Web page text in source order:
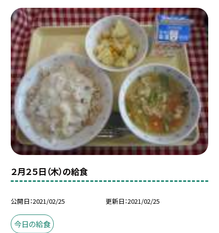
２月２５日（木）の給食
公開日 2021/02/25 更新日 2021/02/25
今日の給食